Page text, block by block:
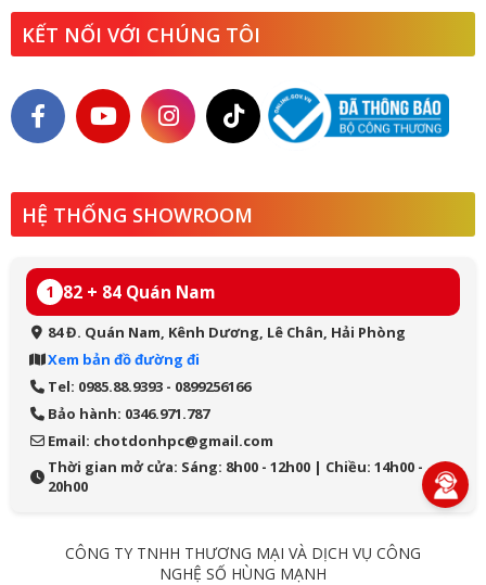
KẾT NỐI VỚI CHÚNG TÔI
HỆ THỐNG SHOWROOM
1 82 + 84 Quán Nam
84 Đ. Quán Nam, Kênh Dương, Lê Chân, Hải Phòng
Xem bản đồ đường đi
Tel: 0985.88.9393 - 0899256166
Bảo hành: 0346.971.787
Email: chotdonhpc@gmail.com
Thời gian mở cửa: Sáng: 8h00 - 12h00 | Chiều: 14h00 -
20h00
CÔNG TY TNHH THƯƠNG MẠI VÀ DỊCH VỤ CÔNG
NGHỆ SỐ HÙNG MẠNH